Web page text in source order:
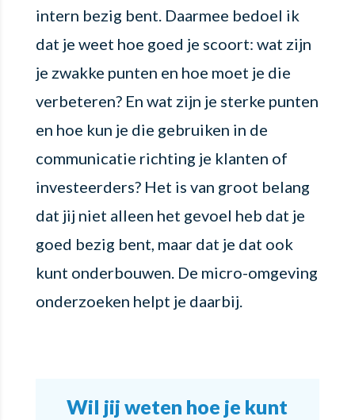
intern bezig bent. Daarmee bedoel ik
dat je weet hoe goed je scoort: wat zijn
je zwakke punten en hoe moet je die
verbeteren? En wat zijn je sterke punten
en hoe kun je die gebruiken in de
communicatie richting je klanten of
investeerders? Het is van groot belang
dat jij niet alleen het gevoel heb dat je
goed bezig bent, maar dat je dat ook
kunt onderbouwen. De micro-omgeving
onderzoeken helpt je daarbij.
Wil jij weten hoe je kunt